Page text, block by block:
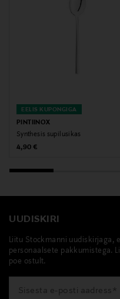
EELIS KUPONGIGA
PINTIINOX
Synthesis supilusikas
Original Price
4,90 €
UUDISKIRI
Liitu Stockmanni uudiskirjaga,
personaalsete pakkumistega.
poe ostult.